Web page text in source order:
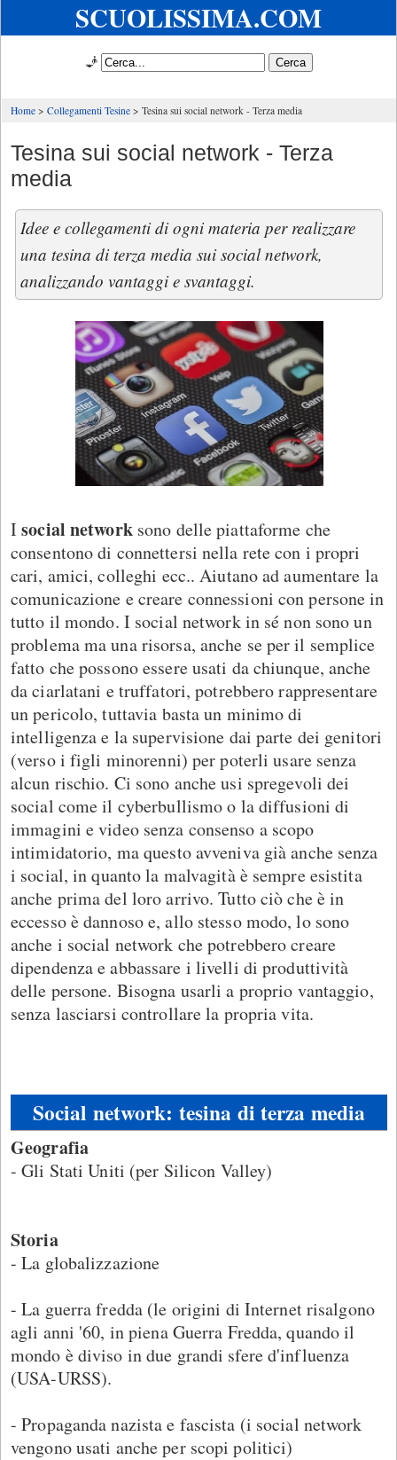
SCUOLISSIMA.COM
🧞
Home Collegamenti Tesine Tesina sui social network - Terza media
Tesina sui social network - Terza
media
Idee e collegamenti di ogni materia per realizzare
una tesina di terza media sui social network,
analizzando vantaggi e svantaggi.
Isocial networksono delle piattaforme che
consentono di connettersi nella rete con i propri
cari, amici, colleghi ecc.. Aiutano ad aumentare la
comunicazione e creare connessioni con persone in
tutto il mondo. I social network in sé non sono un
problema ma una risorsa, anche se per il semplice
fatto che possono essere usati da chiunque, anche
da ciarlatani e truffatori, potrebbero rappresentare
un pericolo, tuttavia basta un minimo di
intelligenza e la supervisione dai parte dei genitori
(verso i figli minorenni) per poterli usare senza
alcun rischio. Ci sono anche usi spregevoli dei
social come il cyberbullismo o la diffusioni di
immagini e video senza consenso a scopo
intimidatorio, ma questo avveniva già anche senza
i social, in quanto la malvagità è sempre esistita
anche prima del loro arrivo. Tutto ciò che è in
eccesso è dannoso e, allo stesso modo, lo sono
anche i social network che potrebbero creare
dipendenza e abbassare i livelli di produttività
delle persone. Bisogna usarli a proprio vantaggio,
senza lasciarsi controllare la propria vita.
Social network: tesina di terza media
Geografia
- Gli Stati Uniti (per Silicon Valley)
Storia
- La globalizzazione
- La guerra fredda (le origini di Internet risalgono
agli anni '60, in piena Guerra Fredda, quando il
mondo è diviso in due grandi sfere d'influenza
(USA-URSS).
- Propaganda nazista e fascista (i social network
vengono usati anche per scopi politici)